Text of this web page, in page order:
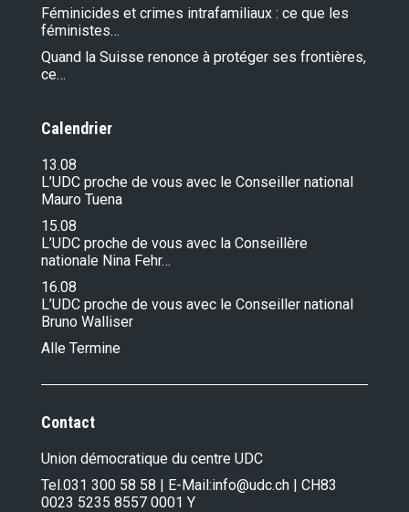
Féminicides et crimes intrafamiliaux : ce que les
féministes…
Quand la Suisse renonce à protéger ses frontières,
ce…
Calendrier
13.08
L’UDC proche de vous avec le Conseiller national
Mauro Tuena
15.08
L’UDC proche de vous avec la Conseillère
nationale Nina Fehr…
16.08
L’UDC proche de vous avec le Conseiller national
Bruno Walliser
Alle Termine
Contact
Union démocratique du centre UDC
Tel.031 300 58 58 | E-Mail:info@udc.ch | CH83
0023 5235 8557 0001 Y